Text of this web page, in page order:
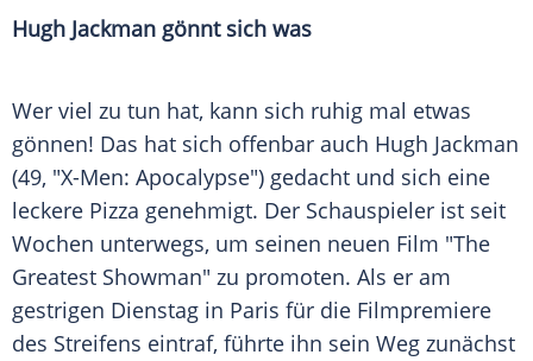
Hugh Jackman gönnt sich was
Wer viel zu tun hat, kann sich ruhig mal etwas
gönnen! Das hat sich offenbar auch Hugh Jackman
(49, "X-Men: Apocalypse") gedacht und sich eine
leckere Pizza genehmigt. Der Schauspieler ist seit
Wochen unterwegs, um seinen neuen Film "The
Greatest Showman" zu promoten. Als er am
gestrigen Dienstag in Paris für die Filmpremiere
des Streifens eintraf, führte ihn sein Weg zunächst